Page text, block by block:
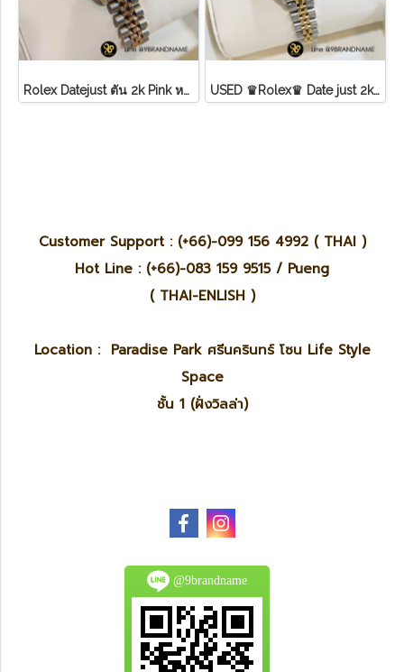
Rolex Datejust ตัน 2k Pink หลักโรมันสายจูบิลี่ Lady ไม่มี อปก USED ♛Rolex♛ Date just​ 2k​ หน้าขาว​ หลัก​เพชร​/โรมัน ขอบเพชรหนามเตย​ บานพับเก่า​ สายจูบิลี่
Customer Support : (+66)-099 156 4992 ( THAI )
Hot Line : (+66)-083 159 9515 / Pueng
( THAI-ENLISH )
Location : Paradise Park ศรีนครินทร์ โซน Life Style
Space
ชั้น 1 (ฝั่งวิลล่า)
@9brandname